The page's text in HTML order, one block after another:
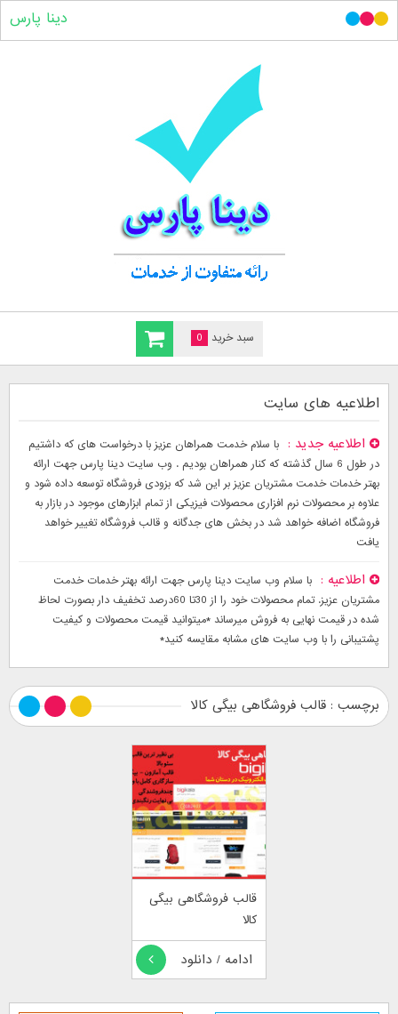
سبد خرید 0
دینا پارس
اطلاعیه های سایت
اطلاعیه جدید
با سلام خدمت همراهان عزیز با درخواست های که داشتیم
در طول 6 سال گذشته که کنار همراهان بودیم . وب سایت دینا پارس جهت ارائه
بهتر خدمات خدمت مشتریان عزیز بر این شد که بزودی فروشگاه توسعه داده شود و
علاوه بر محصولات نرم افزاری محصولات فیزیکی از تمام ابزارهای موجود در بازار به
فروشگاه اضافه خواهد شد در بخش های جدگانه و قالب فروشگاه تغییر خواهد
یافت
اطلاعیه
با سلام وب سایت دینا پارس جهت ارائه بهتر خدمات خدمت
مشتریان عزیز. تمام محصولات خود را از 30تا 60درصد تخفیف دار بصورت لحاظ
شده در قیمت نهایی به فروش میرساند *میتوانید قیمت محصولات و کیفیت
پشتیبانی را با وب سایت های مشابه مقایسه کنید*
برچسب : قالب فروشگاهی بیگی کالا
قالب فروشگاهی بیگی
کالا
ادامه / دانلود